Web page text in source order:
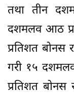
तथा तीन
दशमलव आठ
प्रतिशत
गरी १५
प्रतिशत